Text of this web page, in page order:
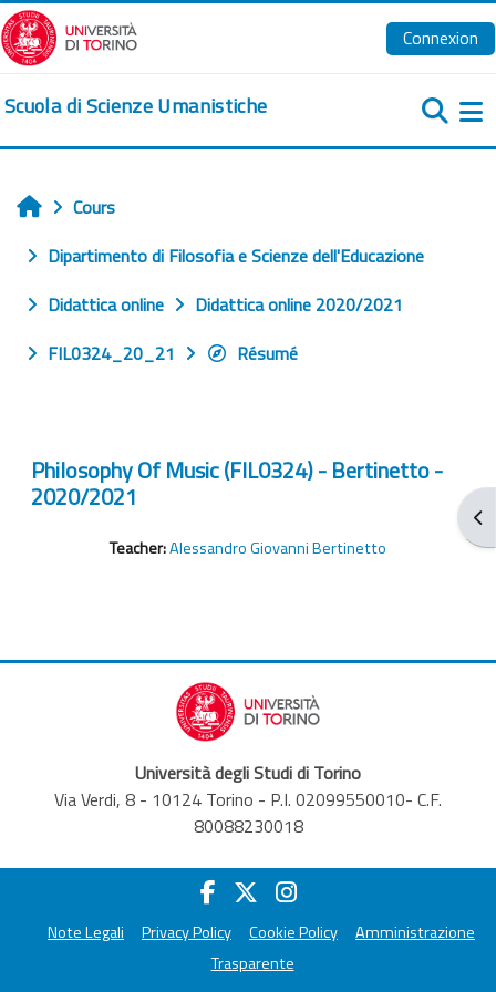
Passer au contenu principal
Connexion
Scuola di Scienze Umanistiche
Accueil
Cours
Dipartimento di Filosofia e Scienze dell'Educazione
Didattica online
Didattica online 2020/2021
FIL0324_20_21
Résumé
Philosophy Of Music (FIL0324) - Bertinetto -
2020/2021
Teacher:Alessandro Giovanni Bertinetto
Università degli Studi di Torino
Via Verdi, 8 - 10124 Torino - P.I. 02099550010- C.F.
80088230018
Note Legali Privacy Policy Cookie Policy
Amministrazione
Trasparente